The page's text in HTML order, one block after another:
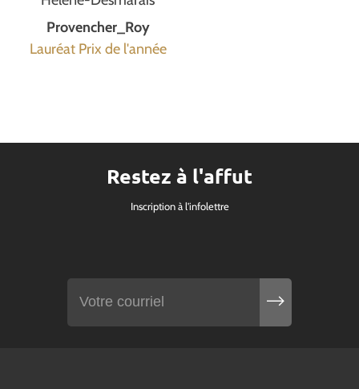
Provencher_Roy
Lauréat Prix de l'année
Restez à l'affut
Inscription à l'infolettre